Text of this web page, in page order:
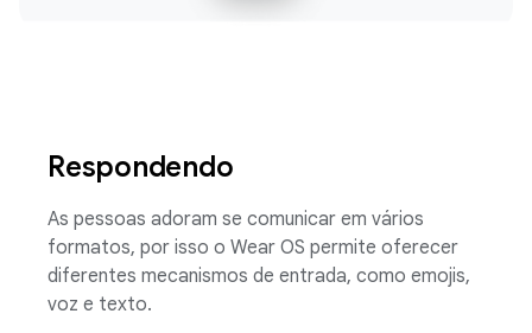
Respondendo
As pessoas adoram se comunicar em vários
formatos, por isso o Wear OS permite oferecer
diferentes mecanismos de entrada, como emojis,
voz e texto.